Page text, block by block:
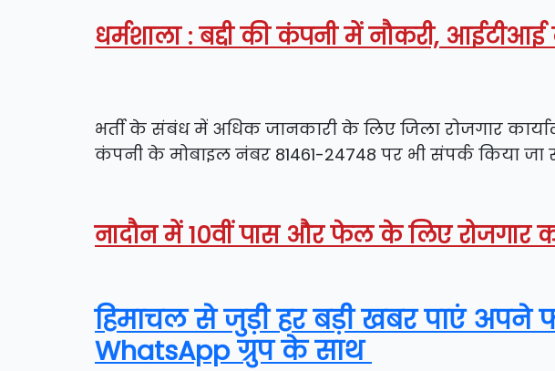
धर्मशाला : बद्दी की कंपनी में नौकरी,
भर्ती के संबंध में अधिक जानकारी के लिए जिला रोजगार
कंपनी के मोबाइल नंबर 81461-24748 पर भी संपर्क किया जा
नादौन में 10वीं पास और फेल के लिए रोजगार
हिमाचल से जुड़ी हर बड़ी खबर पाएं अपने
WhatsApp ग्रुप के साथ